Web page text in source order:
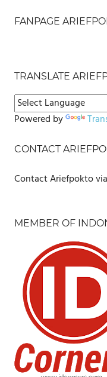
FANPAGE
TRANSLATE
Powered by
CONTACT
Contact Ariefpokto
MEMBER OF